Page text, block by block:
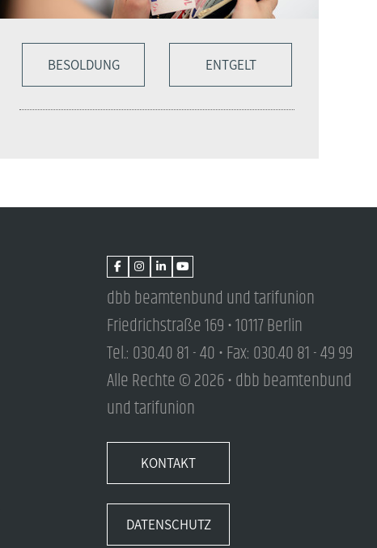
BESOLDUNG ENTGELT
dbb beamtenbund und tarifunion
Friedrichstraße 169 • 10117 Berlin
Tel.: 030.40 81 - 40 • Fax: 030.40 81 - 49 99
Alle Rechte © 2026 • dbb beamtenbund
und tarifunion
KONTAKT
DATENSCHUTZ